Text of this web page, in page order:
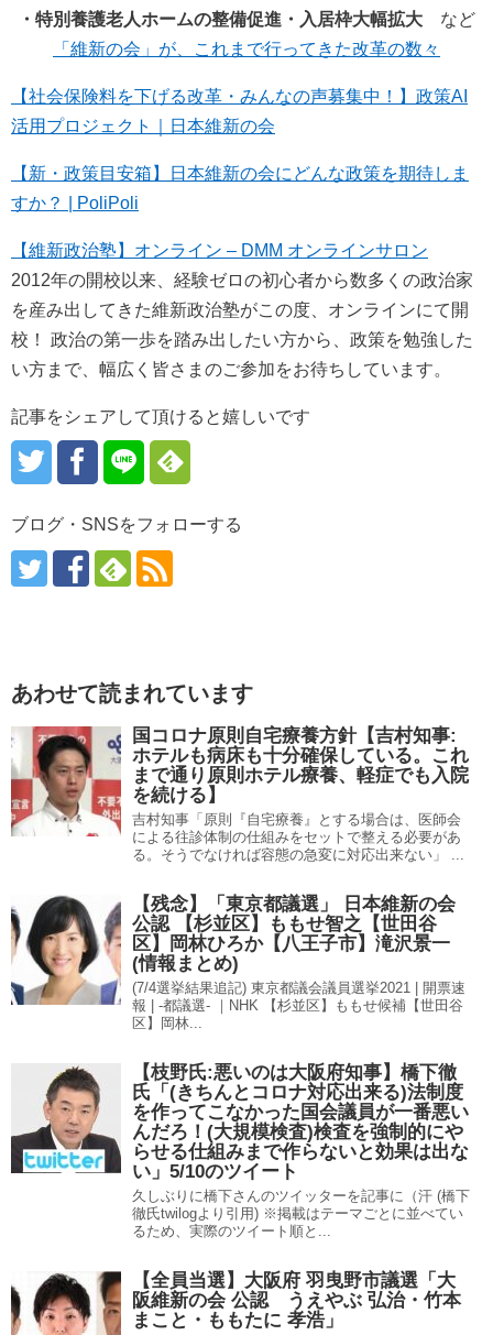
・特別養護老人ホームの整備促進・入居枠大幅拡大 など
「維新の会」が、これまで行ってきた改革の数々
【社会保険料を下げる改革・みんなの声募集中！】政策AI
活用プロジェクト｜日本維新の会
【新・政策目安箱】日本維新の会にどんな政策を期待しま
すか？ | PoliPoli
【維新政治塾】オンライン – DMM オンラインサロン
2012年の開校以来、経験ゼロの初心者から数多くの政治家
を産み出してきた維新政治塾がこの度、オンラインにて開
校！ 政治の第一歩を踏み出したい方から、政策を勉強した
い方まで、幅広く皆さまのご参加をお待ちしています。
記事をシェアして頂けると嬉しいです
ブログ・SNSをフォローする
あわせて読まれています
国コロナ原則自宅療養方針【吉村知事:
ホテルも病床も十分確保している。これ
まで通り原則ホテル療養、軽症でも入院
を続ける】
吉村知事「原則『自宅療養』とする場合は、医師会
による往診体制の仕組みをセットで整える必要があ
る。そうでなければ容態の急変に対応出来ない」 ...
【残念】「東京都議選」 日本維新の会
公認 【杉並区】ももせ智之【世田谷
区】岡林ひろか【八王子市】滝沢景一
(情報まとめ)
(7/4選挙結果追記) 東京都議会議員選挙2021 | 開票速
報 | -都議選- ｜NHK 【杉並区】ももせ候補【世田谷
区】岡林...
【枝野氏:悪いのは大阪府知事】橋下徹
氏「(きちんとコロナ対応出来る)法制度
を作ってこなかった国会議員が一番悪い
んだろ！(大規模検査)検査を強制的にや
らせる仕組みまで作らないと効果は出な
い」5/10のツイート
久しぶりに橋下さんのツイッターを記事に（汗 (橋下
徹氏twilogより引用) ※掲載はテーマごとに並べてい
るため、実際のツイート順と...
【全員当選】大阪府 羽曳野市議選「大
阪維新の会 公認 うえやぶ 弘治・竹本
まこと・ももたに 孝浩」